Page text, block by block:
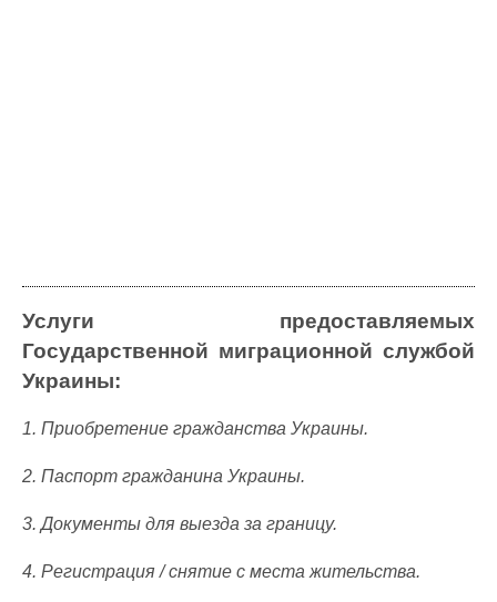
Услуги предоставляемых
Государственной миграционной службой
Украины:
1. Приобретение гражданства Украины.
2. Паспорт гражданина Украины.
3. Документы для выезда за границу.
4. Регистрация / снятие с места жительства.